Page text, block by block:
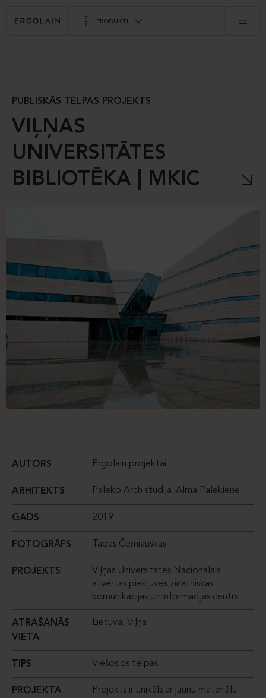
PRODUKTI
PUBLISKĀS TELPAS PROJEKTS
VIĻŅAS
UNIVERSITĀTES
BIBLIOTĒKA | MKIC
AUTORS Ergolain projektai
ARHITEKTS Paleko Arch studija |Alma Palekienė
GADS 2019
FOTOGRĀFS Tadas Černiauskas
PROJEKTS
Viļņas Universitātes Nacionālais
atvērtās piekļuves zinātniskās
komunikācijas un informācijas centrs
ATRAŠANĀS
VIETA
Lietuva, Viļņa
TIPS Viešosios telpas
PROJEKTA
Projekts ir unikāls ar jaunu materiālu